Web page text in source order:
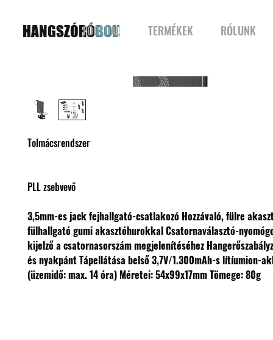
HANGSZÓRÓBOLT
FŐOLDAL TERMÉKEK RÓLUNK
Tolmácsrendszer
PLL zsebvevő
3,5mm-es jack fejhallgató-csatlakozó Hozzávaló, fülre
fülhallgató gumi akasztóhurokkalCsatornaválasztó-
kijelző a csatornasorszám megjelenítéséhez
és nyakpántTápellátása belső 3,7V/1.300mAh-s lítíumion-
(üzemidő: max. 14 óra) Méretei: 54x99x17mmTömege: 80g